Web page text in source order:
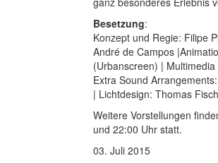
Besetzung:
Konzept und Regie: Filipe
André de Campos
(Urbanscreen) |
Extra Sound
| Lichtdesign: Thomas
Weitere Vorstellungen
und 22:00 Uhr statt.
03. Juli 2015